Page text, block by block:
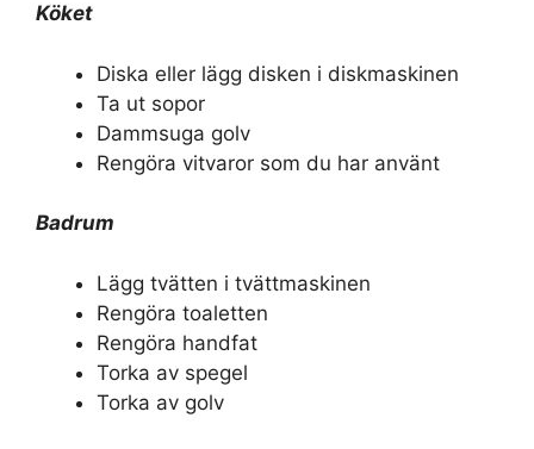
Köket
Diska eller lägg disken i diskmaskinen
Ta ut sopor
Dammsuga golv
Rengöra vitvaror som du har använt
Badrum
Lägg tvätten i tvättmaskinen
Rengöra toaletten
Rengöra handfat
Torka av spegel
Torka av golv